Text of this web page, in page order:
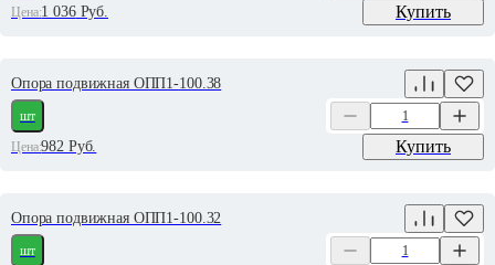
Цена:1 036Руб. Купить
Опора подвижная ОПП1-100.38
шт
Цена:982 Руб. Купить
Опора подвижная ОПП1-100.32
шт